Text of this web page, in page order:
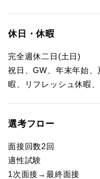
休日・休暇
完全週休二日(土日)
祝日、GW、年末年始
暇、リフレッシュ休暇
選考フロー
面接回数2回
適性試験
1次面接→最終面接